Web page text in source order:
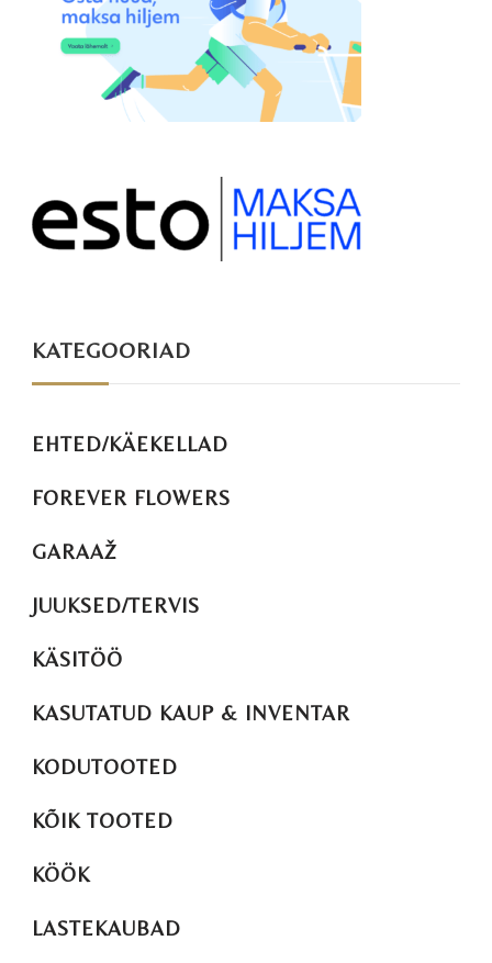
KATEGOORIAD
EHTED/KÄEKELLAD
FOREVER FLOWERS
GARAAŽ
JUUKSED/TERVIS
KÄSITÖÖ
KASUTATUD KAUP & INVENTAR
KODUTOOTED
KÕIK TOOTED
KÖÖK
LASTEKAUBAD